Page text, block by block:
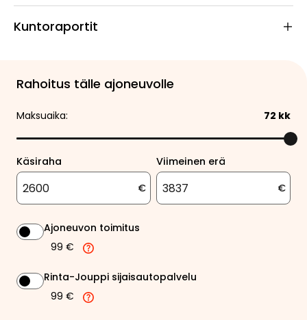
Kuntoraportit
Rahoitus tälle ajoneuvolle
Maksuaika: 72 kk
Käsiraha
€
Viimeinen erä
€
Ajoneuvon toimitus
99 €
Rinta-Jouppi sijaisautopalvelu
99 €